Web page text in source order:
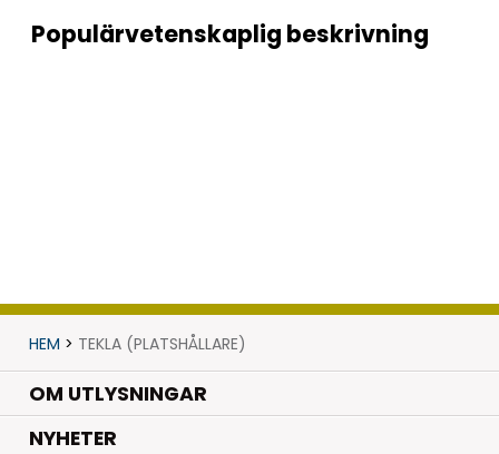
Populärvetenskaplig beskrivning
HEM > TEKLA (PLATSHÅLLARE)
OM UTLYSNINGAR
NYHETER.